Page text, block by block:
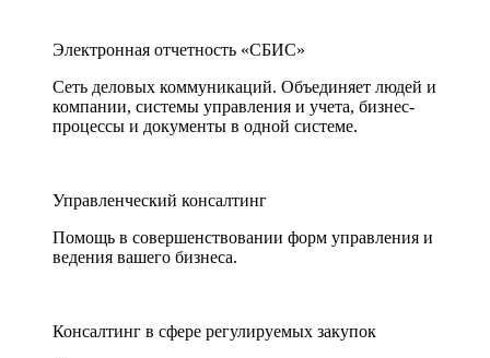
Электронная отчетность «СБИС»
Сеть деловых коммуникаций. Объединяет людей и
компании, системы управления и учета, бизнес-
процессы и документы в одной системе.
Управленческий консалтинг
Помощь в совершенствовании форм управления и
ведения вашего бизнеса.
Консалтинг в сфере регулируемых закупок